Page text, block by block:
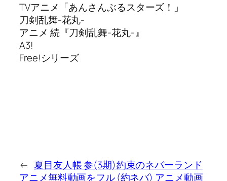
TVアニメ「あんさんぶるスターズ！」
刀剣乱舞-花丸-
アニメ 続『刀剣乱舞-花丸-』
A3!
Free!シリーズ
← 夏目友人帳 参(3期)
アニメ無料動画をフル
約束のネバーランド
(約ネバ) アニメ動画